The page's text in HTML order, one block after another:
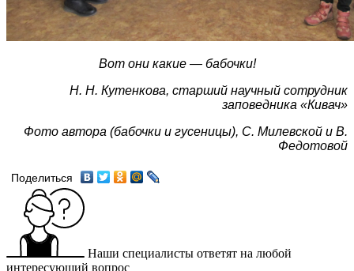
Вот они какие — бабочки!
Н. Н. Кутенкова, старший научный сотрудник
заповедника «Кивач»
Фото автора (бабочки и гусеницы), С. Милевской и В.
Федотовой
Поделиться
Наши специалисты ответят на любой
интересующий вопрос